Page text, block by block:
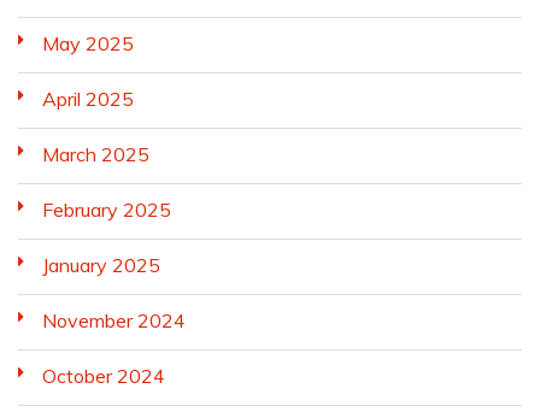
May 2025
April 2025
March 2025
February 2025
January 2025
November 2024
October 2024